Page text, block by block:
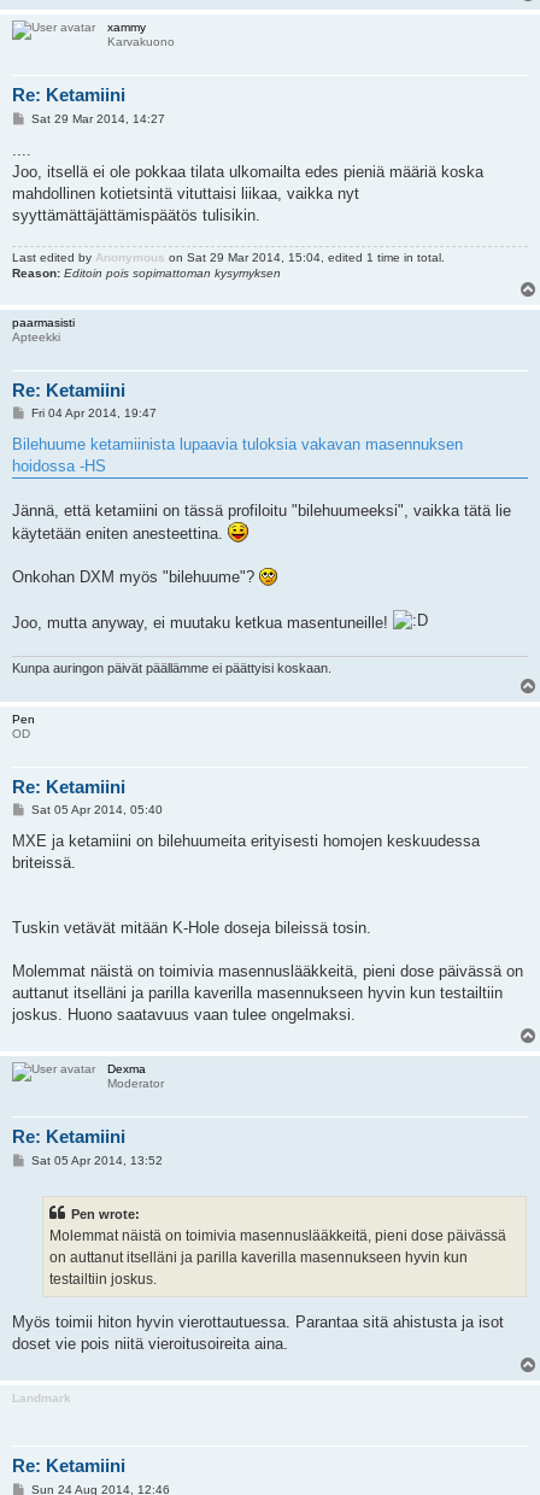
xammy
Karvakuono
Re: Ketamiini
PSat 29 Mar 2014, 14:27
Joo, itsellä ei ole pokkaa tilata ulkomailta edes pieniä määriä koska
mahdollinen kotietsintä vituttaisi liikaa, vaikka nyt
syyttämättäjättämispäätös tulisikin.
Last edited by Anonymous on Sat 29 Mar 2014, 15:04, edited 1 time in total.
Reason: Editoin pois sopimattoman kysymyksen
paarmasisti
Apteekki
Re: Ketamiini
P
s
Fri 04 Apr 2014, 19:47
Bilehuume ketamiinista lupaavia tuloksia vakavan masennuksen
hoidossa -HS
Jännä, että ketamiini on tässä profiloitu "bilehuumeeksi", vaikka tätä lie
käytetään eniten anesteettina.
Onkohan DXM myös "bilehuume"?
Joo, mutta anyway, ei muutaku ketkua masentuneille!
Kunpa auringon päivät päällämme ei päättyisi koskaan.
Pen
OD
Re: Ketamiini
P
s
Sat 05 Apr 2014, 05:40
MXE ja ketamiini on bilehuumeita erityisesti homojen keskuudessa
briteissä.
Tuskin vetävät mitään K-Hole doseja bileissä tosin.
Molemmat näistä on toimivia masennuslääkkeitä, pieni dose päivässä on
auttanut itselläni ja parilla kaverilla masennukseen hyvin kun testailtiin
joskus. Huono saatavuus vaan tulee ongelmaksi.
Dexma
Moderator
Re: Ketamiini
PSat 05 Apr 2014, 13:52
Pen wrote:
Molemmat näistä on toimivia masennuslääkkeitä, pieni dose päivässä
on auttanut itselläni ja parilla kaverilla masennukseen hyvin kun
testailtiin joskus.
Myös toimii hiton hyvin vierottautuessa. Parantaa sitä ahistusta ja isot
doset vie pois niitä vieroitusoireita aina.
Landmark
Re: Ketamiini
PSun 24 Aug 2014, 12:46